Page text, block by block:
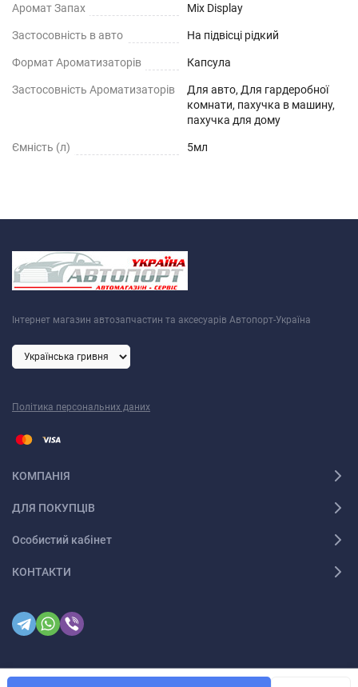
Аромат Запах Mix Display
Застосовність в авто На підвісці рідкий
Формат Ароматизаторів Капсула
Застосовність Ароматизаторів
Для авто, Для гардеробної
комнати, пахучка в машину,
пахучка для дому
Ємність (л) 5мл
Інтернет магазин автозапчастин та аксесуарів Автопорт-Україна
Політика персональних даних
КОМПАНІЯ
ДЛЯ ПОКУПЦІВ
Особистий кабінет
КОНТАКТИ